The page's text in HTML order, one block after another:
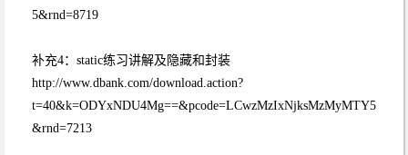
5&rnd=8719
补充4：static练习讲解及隐藏和封装
http://www.dbank.com/download.action?
t=40&k=ODYxNDU4Mg==&pcode=LCwzMzIxNjksMzMyMTY5
&rnd=7213